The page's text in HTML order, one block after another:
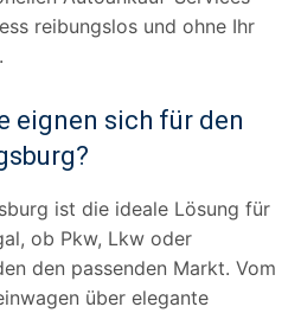
reibungslos und ohne Ihr
eignen sich für den
ist die ideale Lösung für
ob Pkw, Lkw oder
den passenden Markt. Vom
über elegante